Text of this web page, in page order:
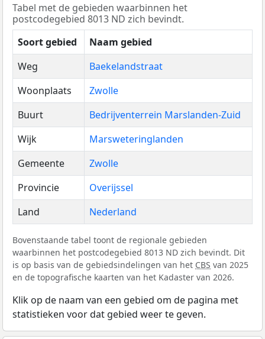
Tabel met de gebieden waarbinnen het
postcodegebied 8013 ND zich bevindt.
Soort gebied
Naam gebied
Weg
Baekelandstraat
Woonplaats
Zwolle
Buurt
Bedrijventerrein Marslanden-Zuid
Wijk
Marsweteringlanden
Gemeente
Zwolle
Provincie
Overijssel
Land
Nederland
Bovenstaande tabel toont de regionale gebieden
waarbinnen het postcodegebied 8013 ND zich bevindt. Dit
is op basis van de gebiedsindelingen van het CBS van 2025
en de topografische kaarten van het Kadaster van 2026.
Klik op de naam van een gebied om de pagina met
statistieken voor dat gebied weer te geven.